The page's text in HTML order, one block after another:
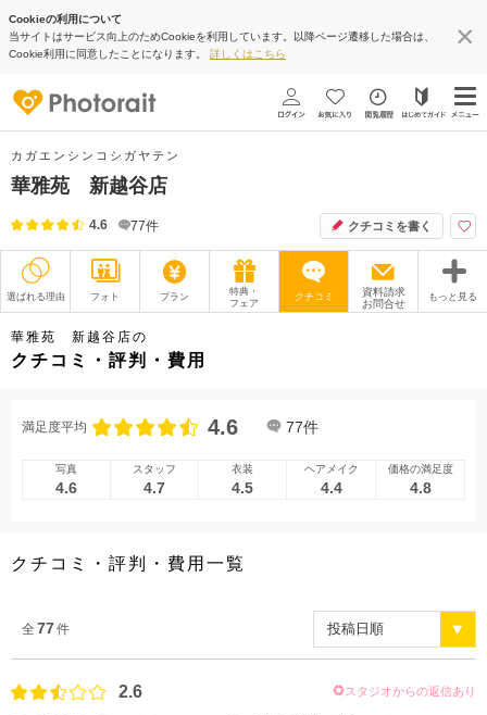
Cookieの利用について
当サイトはサービス向上のためCookieを利用しています。以降ページ遷移した場合は、
Cookie利用に同意したことになります。 詳しくはこちら
カガエンシンコシガヤテン
華雅苑 新越谷店
4.6 77件 クチコミを書く
選ばれる理由 フォト プラン
特典・
フェア
クチコミ
資料請求
お問合せ
もっと見る
撮影レポート
オプション ブログ
アクセス/TEL スタジオトップ
豊富な色打掛・着物
華雅苑 新越谷店の
クチコミ・評判・費用
満足度平均 4.6 77件
写真
4.6
スタッフ
4.7
衣装
4.5
ヘアメイク
4.4
価格の満足度
4.8
クチコミ・評判・費用一覧
全 77件
2.6 スタジオからの返信あり